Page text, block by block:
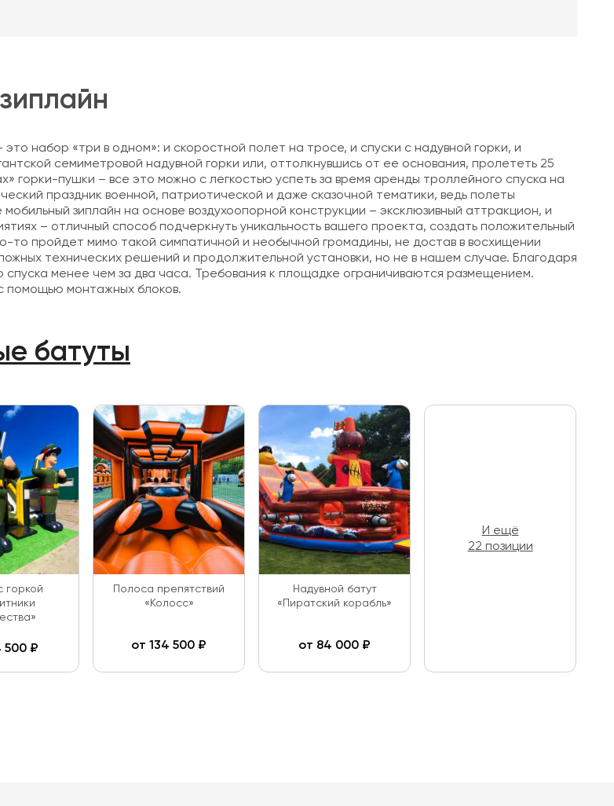
набор «три в одном»: и скоростной полет на тросе, и спуски с надувной горки, и
семиметровой надувной горки или, оттолкнувшись от ее основания, пролететь 25
горки-пушки – все это можно с легкостью успеть за время аренды троллейного спуска на
праздник военной, патриотической и даже сказочной тематики, ведь полеты
зиплайн на основе воздухоопорной конструкции – эксклюзивный аттракцион, и
– отличный способ подчеркнуть уникальность вашего проекта, создать положительный
то пройдет мимо такой симпатичной и необычной громадины, не достав в восхищении
технических решений и продолжительной установки, но не в нашем случае. Благодаря
менее чем за два часа. Требования к площадке ограничиваются размещением.
помощью монтажных блоков.
батуты
горкой
500₽
Полоса препятствий
«Колосс»
от 134 500 ₽
Надувной батут
«Пиратский корабль»
от 84 000 ₽
И ещё
22 позиции